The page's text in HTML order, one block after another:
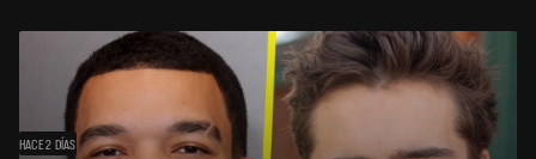
HACE 2 DÍAS